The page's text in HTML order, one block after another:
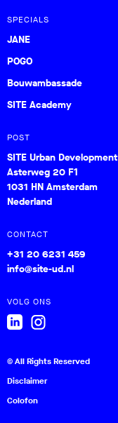
SPECIALS
JANE
POGO
Bouwambassade
SITE Academy
POST
SITE Urban Development
Asterweg 20 F1
1031 HN Amsterdam
Nederland
CONTACT
+31 20 6231 459
info@site-ud.nl
VOLG ONS
© All Rights Reserved
Disclaimer
Colofon